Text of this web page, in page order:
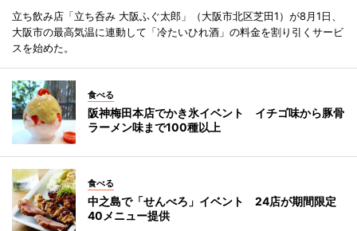
立ち飲み店「立ち呑み 大阪ふぐ太郎」（大阪市北区芝田1）が8月1日、
大阪市の最高気温に連動して「冷たいひれ酒」の料金を割り引くサービ
スを始めた。
食べる
阪神梅田本店でかき氷イベント イチゴ味から豚骨
ラーメン味まで100種以上
食べる
中之島で「せんべろ」イベント 24店が期間限定
40メニュー提供